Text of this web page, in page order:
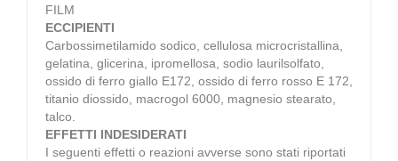
FILM
ECCIPIENTI
Carbossimetilamido sodico, cellulosa microcristallina,
gelatina, glicerina, ipromellosa, sodio laurilsolfato,
ossido di ferro giallo E172, ossido di ferro rosso E 172,
titanio diossido, macrogol 6000, magnesio stearato,
talco.
EFFETTI INDESIDERATI
I seguenti effetti o reazioni avverse sono stati riportati